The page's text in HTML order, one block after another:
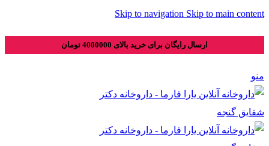
Skip to navigation Skip to main content
ارسال رایگان برای خرید بالای 4000000 تومان
منو